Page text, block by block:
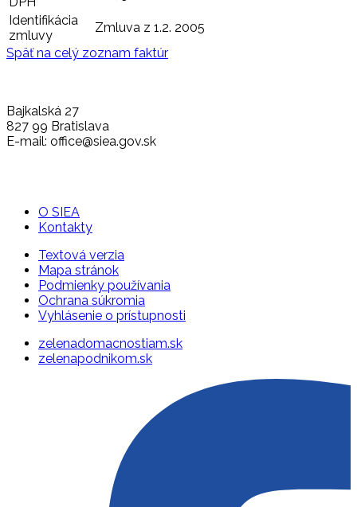
Identifikácia
zmluvy
Zmluva z 1.2. 2005
Späť na celý zoznam faktúr
Bajkalská 27
827 99 Bratislava
E-mail: office@siea.gov.sk
O SIEA
Kontakty
Textová verzia
Mapa stránok
Podmienky používania
Ochrana súkromia
Vyhlásenie o prístupnosti
zelenadomacnostiam.sk
zelenapodnikom.sk